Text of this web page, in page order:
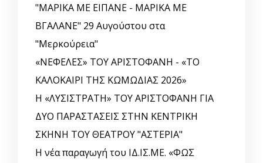
"ΜΑΡΙΚΑ ΜΕ ΕΙΠΑΝΕ - ΜΑΡΙΚΑ ΜΕ
ΒΓΑΛΑΝΕ" 29 Αυγούστου στα
"Μερκούρεια"
«ΝΕΦΕΛΕΣ» ΤΟΥ ΑΡΙΣΤΟΦΑΝΗ - «ΤΟ
ΚΑΛΟΚΑΙΡΙ ΤΗΣ ΚΩΜΩΔΙΑΣ 2026»
Η «ΛΥΣΙΣΤΡΑΤΗ» ΤΟΥ ΑΡΙΣΤΟΦΑΝΗ ΓΙΑ
ΔΥΟ ΠΑΡΑΣΤΑΣΕΙΣ ΣΤΗΝ ΚΕΝΤΡΙΚΗ
ΣΚΗΝΗ ΤΟΥ ΘΕΑΤΡΟΥ "ΑΣΤΕΡΙΑ"
Η νέα παραγωγή του ΙΔ.ΙΣ.ΜΕ. «ΦΩΣ